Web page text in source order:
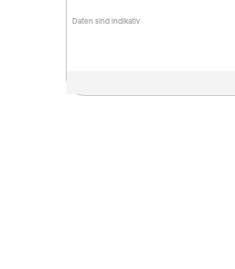
Daten sind indikativ